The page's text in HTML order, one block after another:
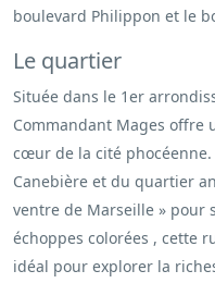
boulevard Philippon et le
Le quartier
Située dans le 1er
Commandant Mages offre
cœur de la cité
Canebière et du quartier
ventre de Marseille » pour
échoppes colorées ​, cette
idéal pour explorer la